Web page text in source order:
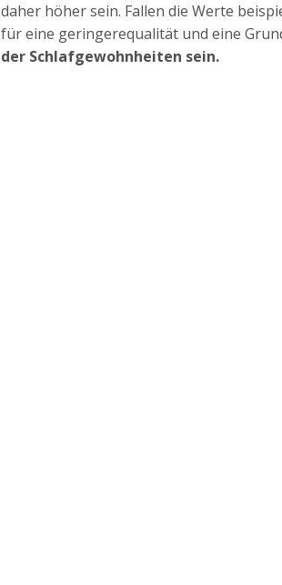
daher höher sein. Fallen die Werte
für eine geringerequalität und eine
der Schlafgewohnheiten sein.